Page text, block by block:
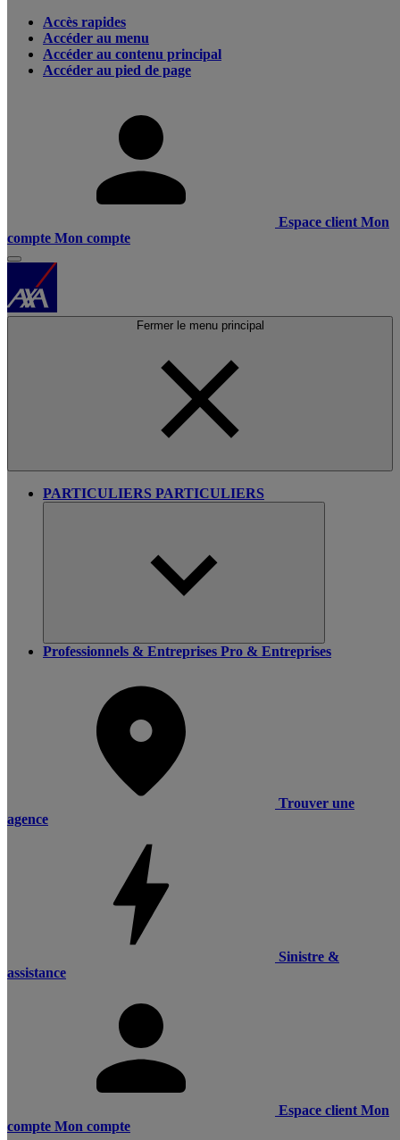
Accès rapides
Accéder au menu
Accéder au contenu principal
Accéder au pied de page
Espace client Mon
compte Mon compte
Fermer le menu principal
PARTICULIERS PARTICULIERS
Professionnels & Entreprises Pro & Entreprises
Trouver une
agence
Sinistre &
assistance
Espace client Mon
compte Mon compte